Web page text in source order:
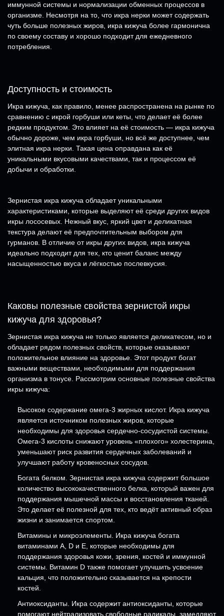
иммунной системы и нормализации обменных процессов в
организме. Несмотря на то, что икра нерки может содержать
чуть больше полезных жиров, икра кижуча более гармонична
по своему составу и хорошо подходит для ежедневного
потребления.
Доступность и стоимость
Икра кижуча, как правило, менее распространена на рынке по
сравнению с икрой горбуши или кеты, что делает её более
редким продуктом. Это влияет на её стоимость — икра кижуча
обычно дороже, чем икра горбуши, но всё же доступнее, чем
элитная икра нерки. Такая цена оправдана как её
уникальными вкусовыми качествами, так и процессом её
добычи и обработки.
Зернистая икра кижуча обладает уникальными
характеристиками, которые выделяют её среди других видов
икры лососевых. Нежный вкус, яркий цвет и деликатная
текстура делают её предпочтительным выбором для
гурманов. В отличие от икры других видов, икра кижуча
идеально подходит для тех, кто ценит баланс между
насыщенностью вкуса и лёгкостью послевкусия.
Каковы полезные свойства зернистой икры
кижуча для здоровья?
Зернистая икра кижуча не только является деликатесом, но и
обладает рядом полезных свойств, которые оказывают
положительное влияние на здоровье. Этот продукт богат
важными веществами, необходимыми для поддержания
организма в тонусе. Рассмотрим основные полезные свойства
икры кижуча:
Высокое содержание омега-3 жирных кислот. Икра кижуча
является источником полезных жиров, которые
необходимы для здоровья сердечно-сосудистой системы.
Омега-3 кислоты снижают уровень «плохого» холестерина,
уменьшают риск развития сердечных заболеваний и
улучшают работу кровеносных сосудов.
Богата белком. Зернистая икра кижуча содержит большое
количество высококачественного белка, который важен для
поддержания мышечной массы и восстановления тканей.
Это делает её полезной для тех, кто ведёт активный образ
жизни и занимается спортом.
Витамины и микроэлементы. Икра кижуча богата
витаминами A, D и E, которые необходимы для
поддержания здоровья кожи, зрения, костей и иммунной
системы. Витамин D также помогает улучшить усвоение
кальция, что положительно сказывается на крепости
костей.
Антиоксиданты. Икра содержит антиоксиданты, которые
помогают нейтрализовать свободные радикалы, замедляют